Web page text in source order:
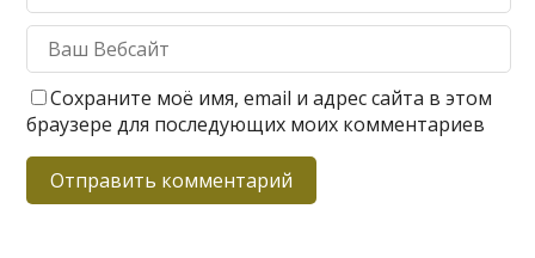
Сохраните моё имя, email и адрес сайта в этом
браузере для последующих моих комментариев